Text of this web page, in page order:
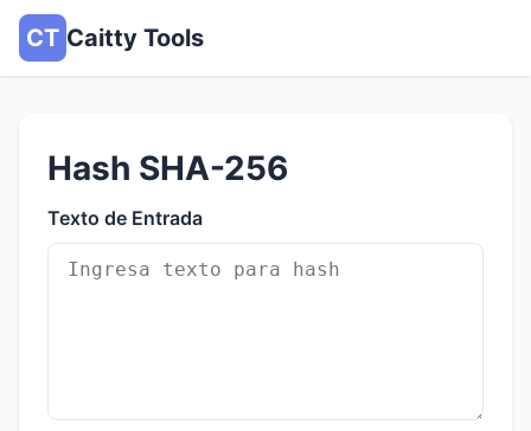
CT Caitty Tools
Hash SHA-256
Texto de Entrada